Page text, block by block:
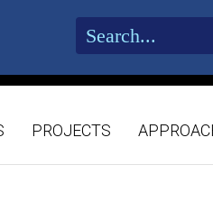
PROJECTS